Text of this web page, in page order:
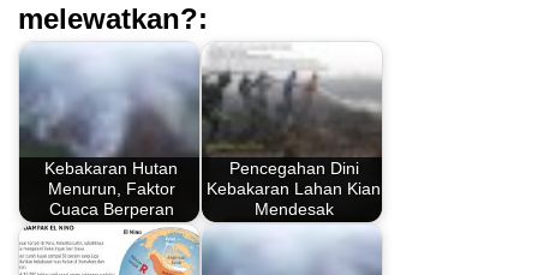
melewatkan?:
Kebakaran Hutan
Menurun, Faktor
Cuaca Berperan
Pencegahan Dini
Kebakaran Lahan Kian
Mendesak